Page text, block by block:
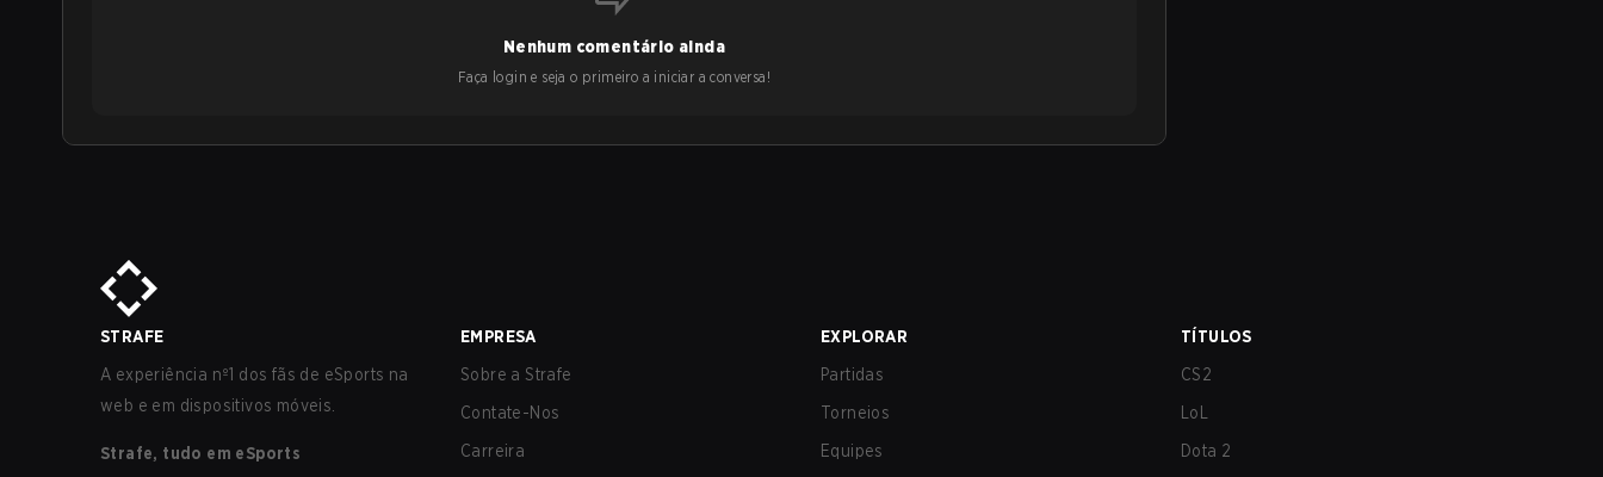
Nenhum comentário ainda
Faça login e seja o primeiro a iniciar a conversa!
STRAFE
A experiência nº1 dos fãs de eSports na
web e em dispositivos móveis.
Strafe, tudo em eSports
EMPRESA
Sobre a Strafe
Contate-Nos
Carreira
EXPLORAR
Partidas
Torneios
Equipes
TÍTULOS
CS2
LoL
Dota 2